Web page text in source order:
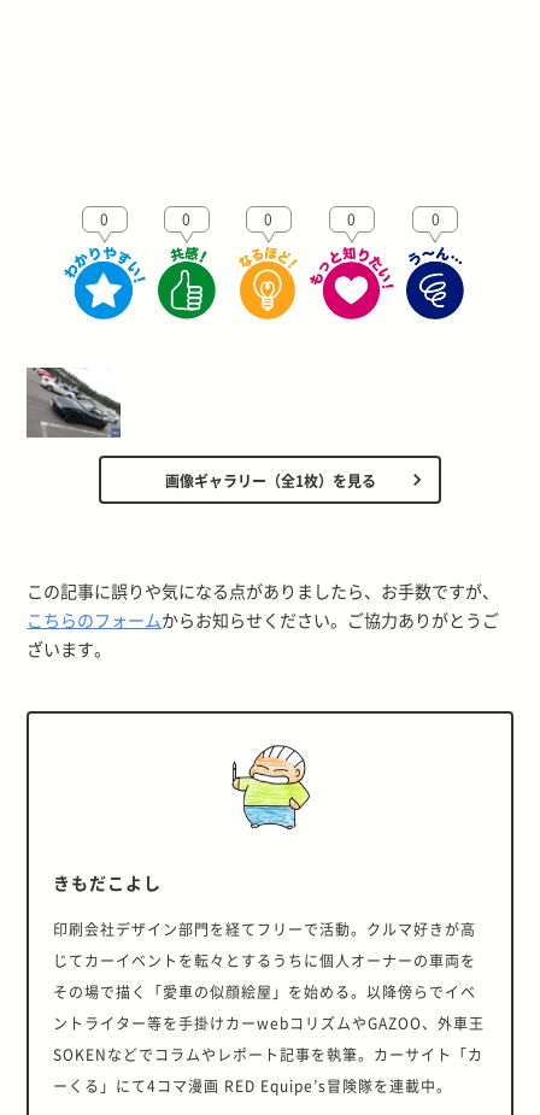
0 0 0 0 0
画像ギャラリー（全1枚）を見る
この記事に誤りや気になる点がありましたら、お手数ですが、
こちらのフォームからお知らせください。ご協力ありがとうご
ざいます。
きもだこよし
印刷会社デザイン部門を経てフリーで活動。クルマ好きが高
じてカーイベントを転々とするうちに個人オーナーの車両を
その場で描く「愛車の似顔絵屋」を始める。以降傍らでイベ
ントライター等を手掛けカーwebコリズムやGAZOO、外車王
SOKENなどでコラムやレポート記事を執筆。カーサイト「カ
ーくる」にて4コマ漫画 RED Equipe’s冒険隊を連載中。